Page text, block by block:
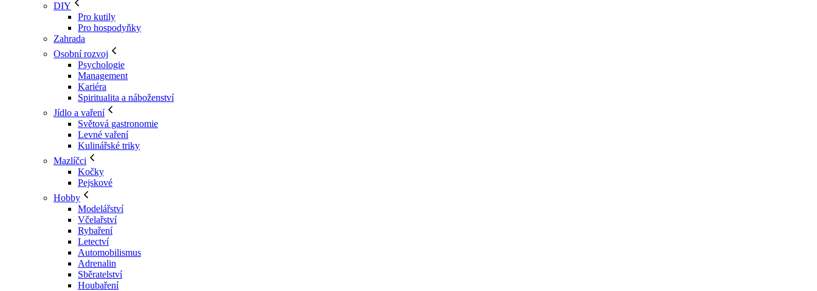
DIY
Pro kutily
Pro hospodyňky
Zahrada
Osobní rozvoj
Psychologie
Management
Kariéra
Spiritualita a náboženství
Jídlo a vaření
Světová gastronomie
Levné vaření
Kulinářské triky
Mazlíčci
Kočky
Pejskové
Hobby
Modelářství
Včelařství
Rybaření
Letectví
Automobilismus
Adrenalin
Sběratelství
Houbaření